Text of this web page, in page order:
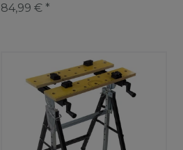
84,99 € *